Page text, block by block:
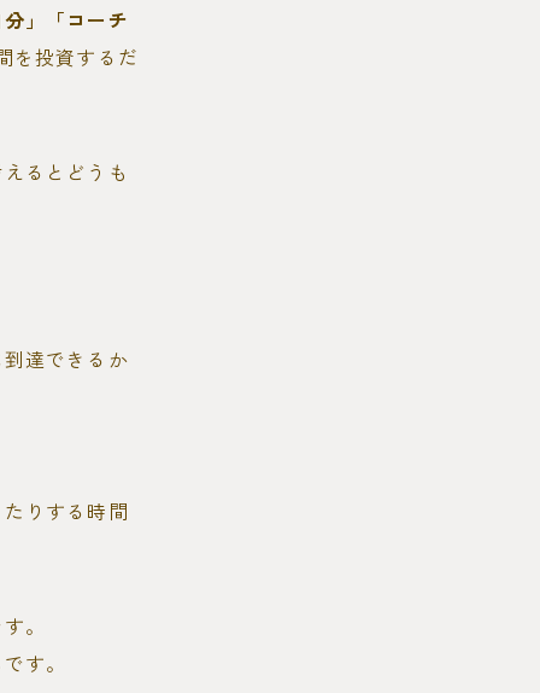
」「コーチ
を投資するだ
るとどうも
達できるか
りする時間
。
す。